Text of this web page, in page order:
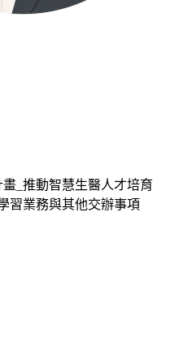
_推動智慧生醫人才培育
習業務與其他交辦事項